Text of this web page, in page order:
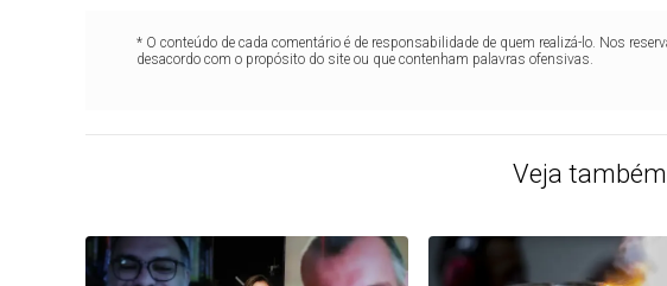
* O conteúdo de cada comentário é de responsabilidade de quem realizá-lo. Nos
desacordo com o propósito do site ou que contenham palavras ofensivas.
Veja também